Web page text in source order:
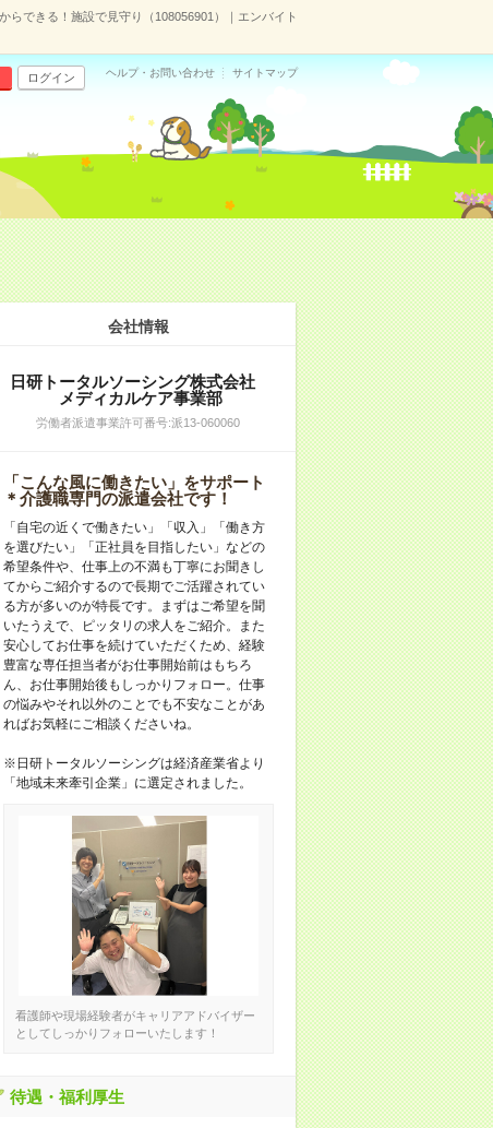
らできる！施設で見守り（108056901）｜エンバイト
ログイン ヘルプ・お問い合わせ サイトマップ
会社情報
日研トータルソーシング株式会社
メディカルケア事業部
労働者派遣事業許可番号:派13-060060
「こんな風に働きたい」をサポート
＊介護職専門の派遣会社です！
「自宅の近くで働きたい」「収入」「働き方
を選びたい」「正社員を目指したい」などの
希望条件や、仕事上の不満も丁寧にお聞きし
てからご紹介するので長期でご活躍されてい
る方が多いのが特長です。まずはご希望を聞
いたうえで、ピッタリの求人をご紹介。また
安心してお仕事を続けていただくため、経験
豊富な専任担当者がお仕事開始前はもちろ
ん、お仕事開始後もしっかりフォロー。仕事
の悩みやそれ以外のことでも不安なことがあ
ればお気軽にご相談くださいね。
※日研トータルソーシングは経済産業省より
「地域未来牽引企業」に選定されました。
看護師や現場経験者がキャリアアドバイザー
としてしっかりフォローいたします！
待遇・福利厚生